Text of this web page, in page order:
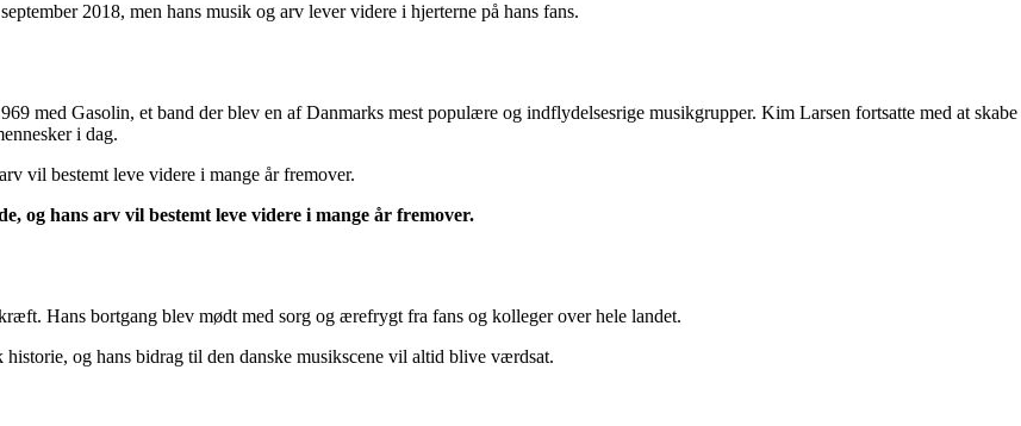
2018, men hans musik og arv lever videre i hjerterne på hans fans.
med Gasolin, et band der blev en af Danmarks mest populære og indflydelsesrige musikgrupper. Kim Larsen fortsatte med at skabe
i dag.
vil bestemt leve videre i mange år fremover.
og hans arv vil bestemt leve videre i mange år fremover.
Hans bortgang blev mødt med sorg og ærefrygt fra fans og kolleger over hele landet.
og hans bidrag til den danske musikscene vil altid blive værdsat.